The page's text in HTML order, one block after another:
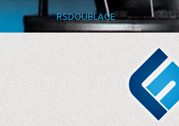
RSDOUBLAGE